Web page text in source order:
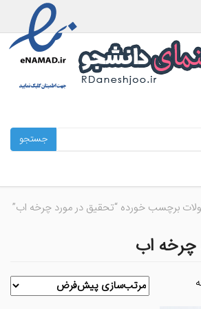
جستجو
برچسب خورده “تحقیق در مورد چرخه اب”
چرخه اب